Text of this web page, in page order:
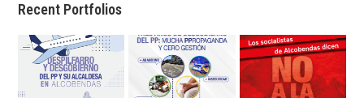
Recent Portfolios